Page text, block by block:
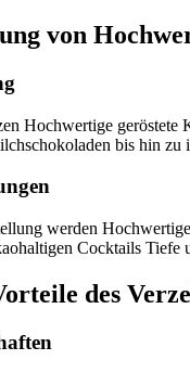
von
Hochwertige
bis hin zu
werden
Cocktails Tiefe
des